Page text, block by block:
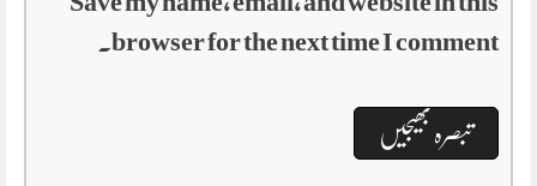
browser for the next time I comment.